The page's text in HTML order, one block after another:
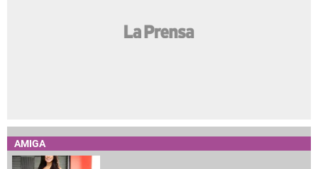
AMIGA